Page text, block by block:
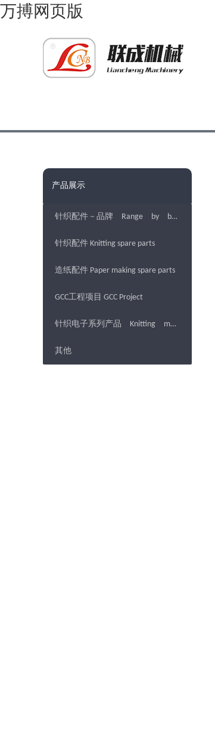
万搏网页版
产品展示
针织配件－品牌 Range by brands
针织配件 Knitting spare parts
造纸配件 Paper making spare parts
GCC工程项目 GCC Project
针织电子系列产品 Knitting machine Electronics products
其他